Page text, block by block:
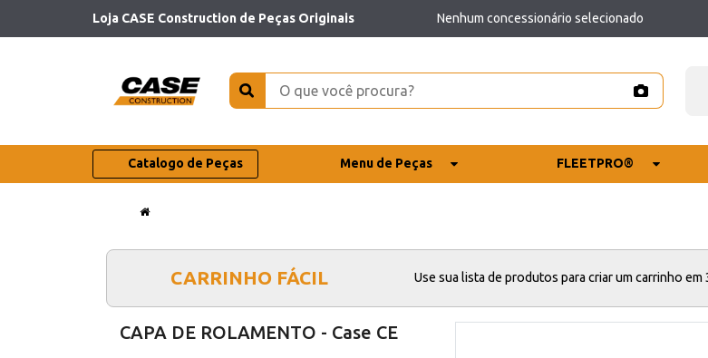
Loja CASE Construction de Peças Originais Nenhum concessionário selecionado
Catalogo de Peças Menu de Peças FLEETPRO®
CARRINHO FÁCIL Use sua lista de produtos para criar um carrinho em
CAPA DE ROLAMENTO - Case CE